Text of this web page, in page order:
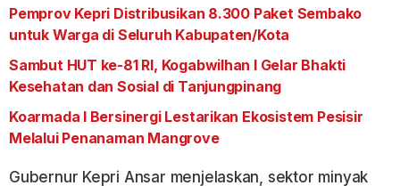
Pemprov Kepri Distribusikan 8.300 Paket Sembako
untuk Warga di Seluruh Kabupaten/Kota
Sambut HUT ke-81 RI, Kogabwilhan I Gelar Bhakti
Kesehatan dan Sosial di Tanjungpinang
Koarmada I Bersinergi Lestarikan Ekosistem Pesisir
Melalui Penanaman Mangrove
Gubernur Kepri Ansar menjelaskan, sektor minyak